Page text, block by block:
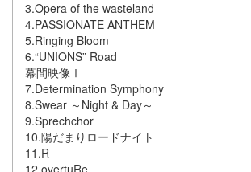
3.Opera of the wasteland
4.PASSIONATE ANTHEM
5.Ringing Bloom
6.“UNIONS” Road
幕間映像Ⅰ
7.Determination Symphony
8.Swear ～Night & Day～
9.Sprechchor
10.陽だまりロードナイト
11.R